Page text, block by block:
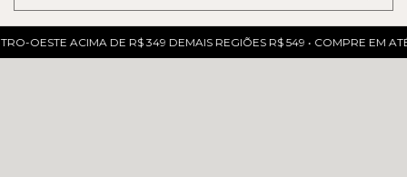
OESTE ACIMA DE R$ 349 DEMAIS REGIÕES R$ 549 • COMPRE EM